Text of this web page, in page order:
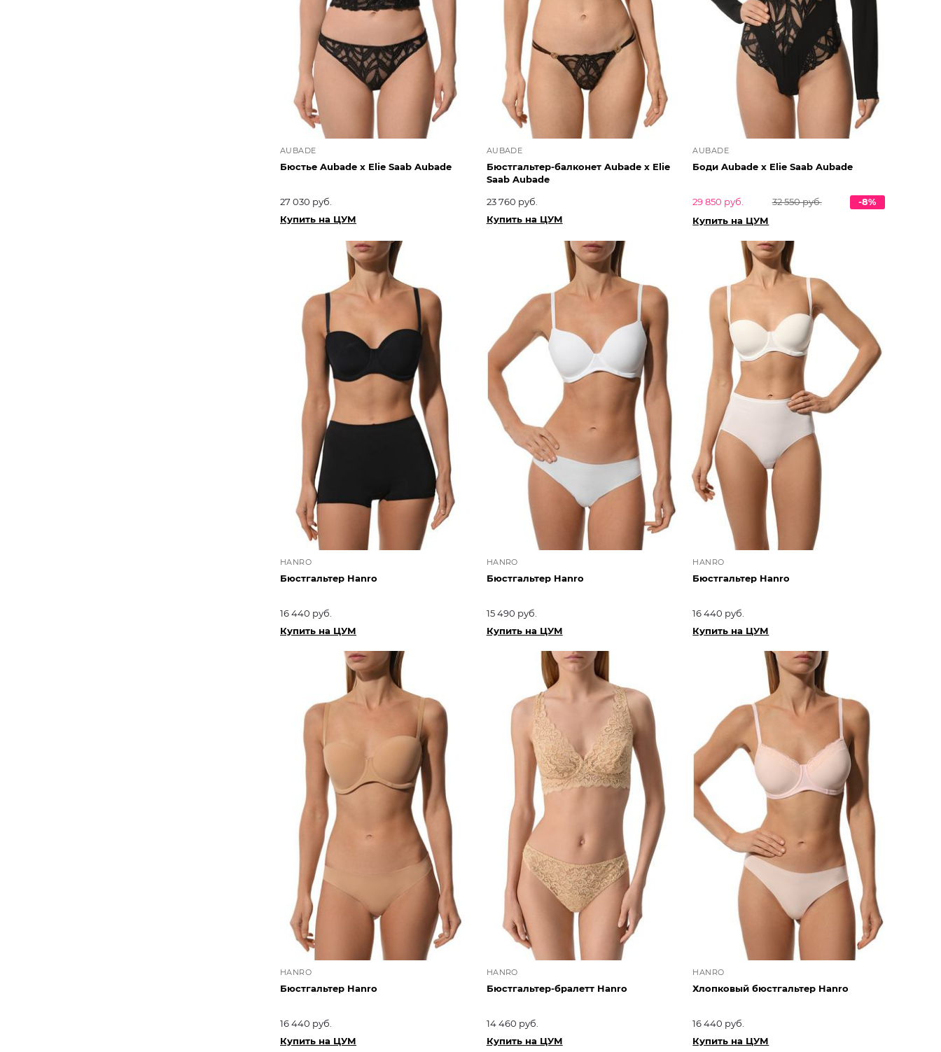
AUBADE
Бюстье Aubade x Elie Saab Aubade
27 030 руб.
Купить на ЦУМ
AUBADE
Бюстгальтер-балконет Aubade x Elie
Saab Aubade
23 760 руб.
Купить на ЦУМ
AUBADE
Боди Aubade x Elie Saab Aubade
29 850 руб. 32 550 руб.
-8%
Купить на ЦУМ
HANRO
Бюстгальтер Hanro
16 440 руб.
Купить на ЦУМ
HANRO
Бюстгальтер Hanro
15 490 руб.
Купить на ЦУМ
HANRO
Бюстгальтер Hanro
16 440 руб.
Купить на ЦУМ
HANRO
Бюстгальтер Hanro
16 440 руб.
Купить на ЦУМ
HANRO
Бюстгальтер-бралетт Hanro
14 460 руб.
Купить на ЦУМ
HANRO
Хлопковый бюстгальтер Hanro
16 440 руб.
Купить на ЦУМ